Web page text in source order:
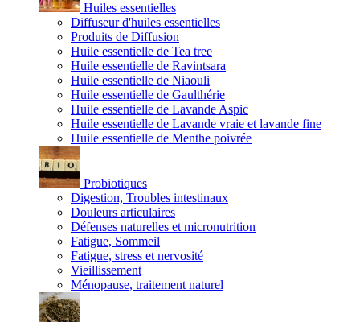
Huiles essentielles
Diffuseur d'huiles essentielles
Produits de Diffusion
Huile essentielle de Tea tree
Huile essentielle de Ravintsara
Huile essentielle de Niaouli
Huile essentielle de Gaulthérie
Huile essentielle de Lavande Aspic
Huile essentielle de Lavande vraie et lavande fine
Huile essentielle de Menthe poivrée
Probiotiques
Digestion, Troubles intestinaux
Douleurs articulaires
Défenses naturelles et micronutrition
Fatigue, Sommeil
Fatigue, stress et nervosité
Vieillissement
Ménopause, traitement naturel